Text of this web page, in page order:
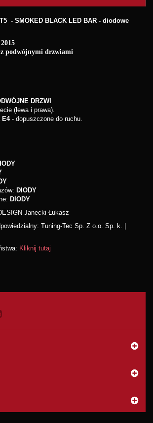
- SMOKED BLACK LED BAR - diodowe
z podwójnymi drzwiami
DRZWI
(lewa i prawa).
E4- dopuszczone do ruchu.
DIODY
DIODY
Janecki Łukasz
Tuning-Tec Sp. Z o.o. Sp. k. |
Kliknij tutaj